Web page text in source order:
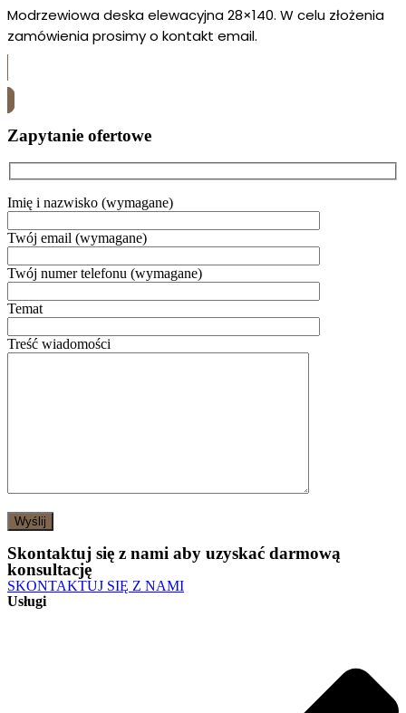
Modrzewiowa deska elewacyjna 28×140. W celu złożenia
zamówienia prosimy o kontakt email.
Zapytanie ofertowe
Imię i nazwisko (wymagane)
Twój email (wymagane)
Twój numer telefonu (wymagane)
Temat
Treść wiadomości
Skontaktuj się z nami aby uzyskać darmową
konsultację
SKONTAKTUJ SIĘ Z NAMI
Usługi